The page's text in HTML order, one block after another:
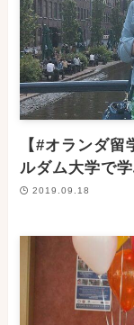
【#オランダ
ルダム大学で学
2019.09.18